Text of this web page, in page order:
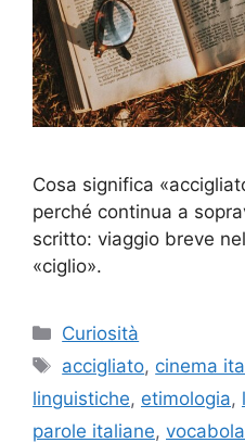
Cosa significa
perché continua a
scritto: viaggio breve
«ciglio».
Categorie
Curiosità
Tag
accigliato, cinema
linguistiche, etimologia,
parole italiane,